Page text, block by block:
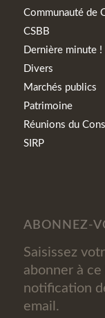
Communauté de
CSBB
Dernière minute !
Divers
Marchés publics
Patrimoine
Réunions du
SIRP
ABONNEZ-
Saisissez
abonner à
notification
email.